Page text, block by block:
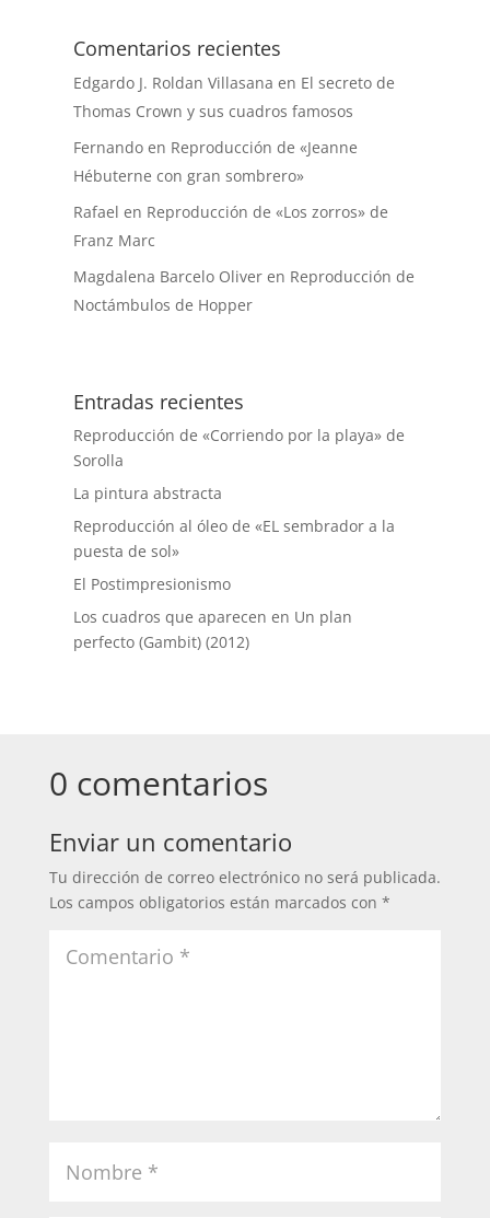
Comentarios recientes
Edgardo J. Roldan Villasana en El secreto de
Thomas Crown y sus cuadros famosos
Fernando en Reproducción de «Jeanne
Hébuterne con gran sombrero»
Rafael en Reproducción de «Los zorros» de
Franz Marc
Magdalena Barcelo Oliver en Reproducción de
Noctámbulos de Hopper
Entradas recientes
Reproducción de «Corriendo por la playa» de
Sorolla
La pintura abstracta
Reproducción al óleo de «EL sembrador a la
puesta de sol»
El Postimpresionismo
Los cuadros que aparecen en Un plan
perfecto (Gambit) (2012)
0 comentarios
Enviar un comentario
Tu dirección de correo electrónico no será publicada.
Los campos obligatorios están marcados con *